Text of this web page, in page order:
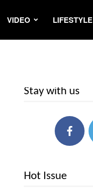
VIDEO LIFESTYLE
Stay with us
Hot Issue